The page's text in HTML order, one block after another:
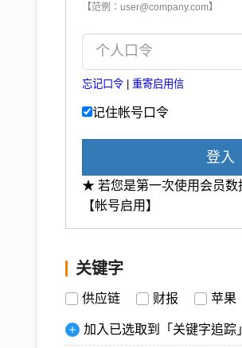
【范例：user@company.com】
忘记口令 重寄启用信
记住帐号口令
登入
★ 若您是第一次使用会员数
【帐号启用】
关键字
供应链 财报 苹果
加入已选取到「关键字追踪」